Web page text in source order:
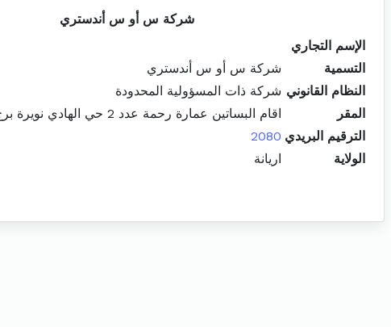
شركة س أو س أندستري
الإسم التجاري
التسمية
شركة س أو س أندستري
النظام القانوني شركة ذات المسؤولية المحدودة
المقر
اقام البساتين عمارة رحمة عدد 2 حي الهادي نويرة برج الوزير اريانة المدينة
الترقيم البريدي 2080
الولاية
اريانة